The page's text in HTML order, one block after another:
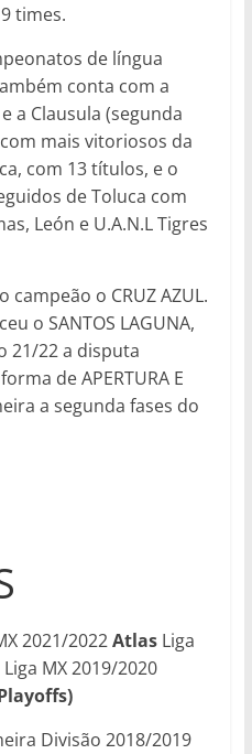
times.
de língua
conta com a
a Clausula (segunda
mais vitoriosos da
com 13 títulos, e o
de Toluca com
León e U.A.N.L Tigres
o CRUZ AZUL.
o SANTOS LAGUNA,
21/22 a disputa
de APERTURA E
a segunda fases do
2021/2022AtlasLiga
Liga MX 2019/2020
Divisão 2018/2019